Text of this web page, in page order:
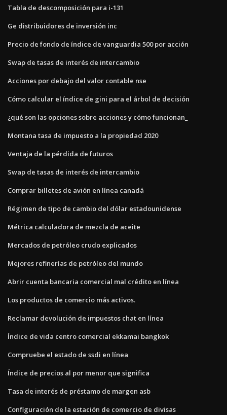
Tabla de descomposición para i-131
Ge distribuidores de inversión inc
Precio de fondo de índice de vanguardia 500 por acción
Swap de tasas de interés de intercambio
Acciones por debajo del valor contable nse
Cómo calcular el índice de gini para el árbol de decisión
¿qué son las opciones sobre acciones y cómo funcionan_
Montana tasa de impuesto a la propiedad 2020
Ventaja de la pérdida de futuros
Swap de tasas de interés de intercambio
Comprar billetes de avión en línea canadá
Régimen de tipo de cambio del dólar estadounidense
Métrica calculadora de mezcla de aceite
Mercados de petróleo crudo explicados
Mejores refinerías de petróleo del mundo
Abrir cuenta bancaria comercial mal crédito en línea
Los productos de comercio más activos.
Reclamar devolución de impuestos chat en línea
Índice de vida centro comercial ekkamai bangkok
Compruebe el estado de ssdi en línea
Índice de precios al por menor que significa
Tasa de interés de préstamo de margen asb
Configuración de la estación de comercio de divisas